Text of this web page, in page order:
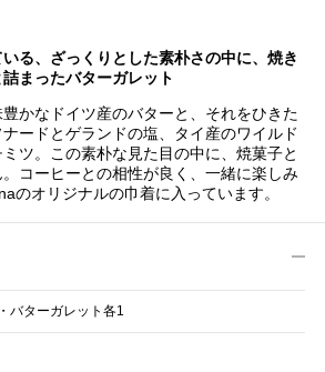
る、ざっくりとした素朴さの中に、焼き
まったバターガレット
かなドイツ産のバターと、それをひきた
ードとゲランドの塩、タイ産のワイルド
ツ。この素朴な見た目の中に、焼菓子と
コーヒーとの相性が良く、一緒に楽しみ
のオリジナルの巾着に入っています。
バターガレット各1